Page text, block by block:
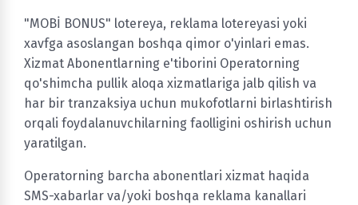
"MOBİ BONUS" lotereya, reklama lotereyasi yoki
xavfga asoslangan boshqa qimor o'yinlari emas.
Xizmat Abonentlarning e'tiborini Operatorning
qo'shimcha pullik aloqa xizmatlariga jalb qilish va
har bir tranzaksiya uchun mukofotlarni birlashtirish
orqali foydalanuvchilarning faolligini oshirish uchun
yaratilgan.
Operatorning barcha abonentlari xizmat haqida
SMS-xabarlar va/yoki boshqa reklama kanallari